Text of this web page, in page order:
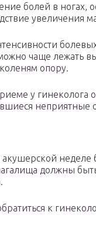
болей в ногах,
увеличения
чаще лежать
опору.
у гинеколога
неприятные
неделе
должны
к